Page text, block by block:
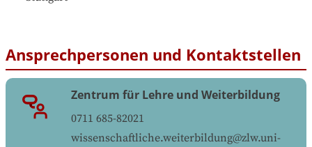
Ansprechpersonen und Kontaktstellen
Zentrum für Lehre und Weiterbildung
0711 685-82021
wissenschaftliche.weiterbildung@zlw.uni-